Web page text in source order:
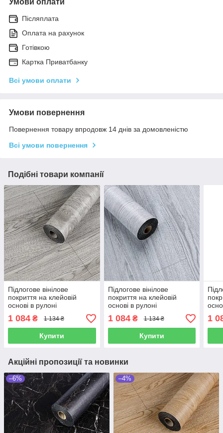
Післяплата
Оплата на рахунок
Готівкою
Картка Приватбанку
Всі умови оплати
Умови повернення
Повернення товару впродовж 14 днів за домовленістю
Всі умови повернення
Подібні товари компанії
Підлогове вінілове
покриття на клейовій
основі в рулоні
3000*600*1,5мм SW-
00001817
1 084 ₴ 1 134 ₴
Купити
Підлогове вінілове
покриття на клейовій
основі в рулоні
3000*600*1,5мм SW-
00001816
1 084₴ 1 134 ₴
Купити
1
Акційні пропозиції та новинки
–6% –4%